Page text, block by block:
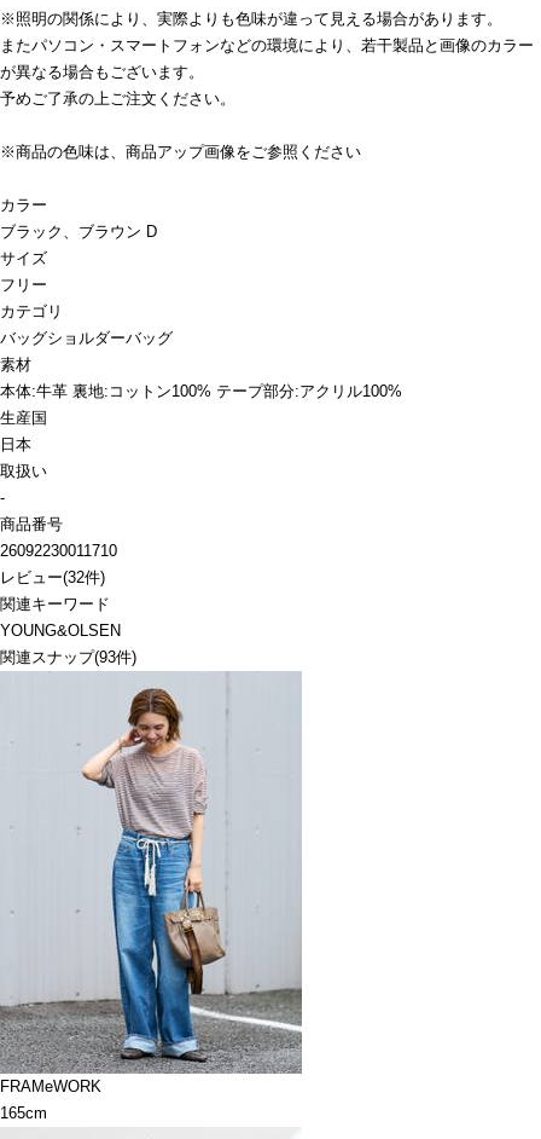
※照明の関係により、実際よりも色味が違って見える場合があります。
またパソコン・スマートフォンなどの環境により、若干製品と画像のカラー
が異なる場合もございます。
予めご了承の上ご注文ください。
※商品の色味は、商品アップ画像をご参照ください
カラー
ブラック、ブラウン D
サイズ
フリー
カテゴリ
バッグショルダーバッグ
素材
本体:牛革 裏地:コットン100% テープ部分:アクリル100%
生産国
日本
取扱い
-
商品番号
26092230011710
レビュー(32件)
関連キーワード
YOUNG&OLSEN
関連スナップ(93件)
FRAMeWORK
165cm